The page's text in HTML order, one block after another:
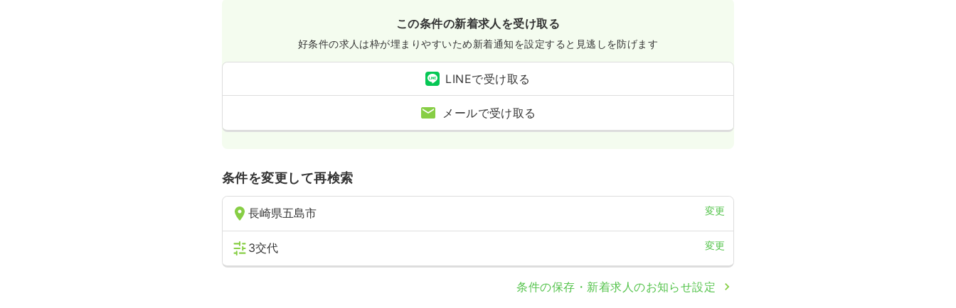
正看護師
この条件の新着求人を受け取る
好条件の求人は枠が埋まりやすいため新着通知を設定すると見逃しを防げます
LINEで受け取る
メールで受け取る
条件を変更して再検索
長崎県五島市 変更
3交代 変更
条件の保存・新着求人のお知らせ設定